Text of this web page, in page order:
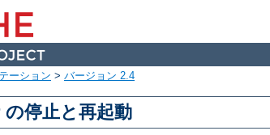
ーション > バージョン 2.4
停止と再起動